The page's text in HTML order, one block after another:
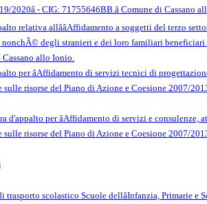
2020â - CIG: 71755646BB.â Comune di Cassano
relativa allââAffidamento a soggetti del terzo
degli stranieri e dei loro familiari beneficiari
allo Ionio.
per âAffidamento di servizi tecnici di
risorse del Piano di Azione e Coesione 2007/
per âAffidamento di servizi e
risorse del Piano di Azione e Coesione 2007/
scolastico Scuole dellâInfanzia, Primarie e